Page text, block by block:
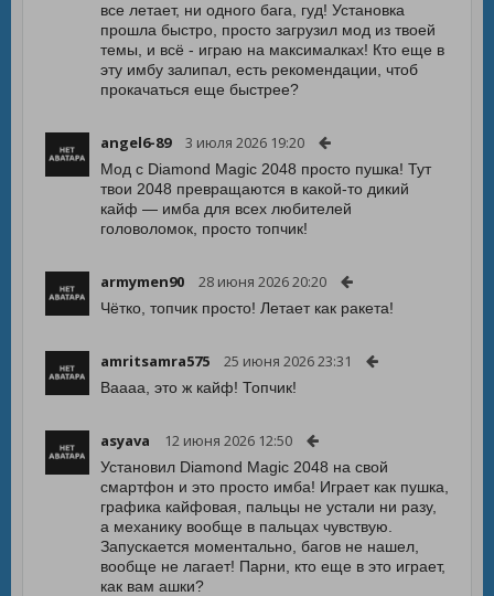
все летает, ни одного бага, гуд! Установка
прошла быстро, просто загрузил мод из твоей
темы, и всё - играю на максималках! Кто еще в
эту имбу залипал, есть рекомендации, чтоб
прокачаться еще быстрее?
angel6-89 3 июля 2026 19:20
Мод с Diamond Magic 2048 просто пушка! Тут
твои 2048 превращаются в какой-то дикий
кайф — имба для всех любителей
головоломок, просто топчик!
armymen90 28 июня 2026 20:20
Чётко, топчик просто! Летает как ракета!
amritsamra575 25 июня 2026 23:31
Ваааа, это ж кайф! Топчик!
asyava 12 июня 2026 12:50
Установил Diamond Magic 2048 на свой
смартфон и это просто имба! Играет как пушка,
графика кайфовая, пальцы не устали ни разу,
а механику вообще в пальцах чувствую.
Запускается моментально, багов не нашел,
вообще не лагает! Парни, кто еще в это играет,
как вам ашки?